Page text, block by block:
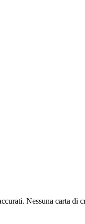
Nessuna carta di